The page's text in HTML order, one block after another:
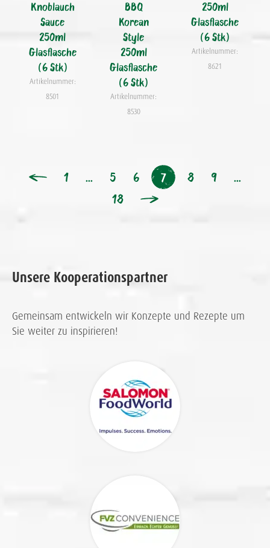
Knoblauch
Sauce
250ml
Glasflasche
(6 Stk)
Artikelnummer:
8501
BBQ
Korean
Style
250ml
Glasflasche
(6 Stk)
Artikelnummer:
8530
250ml
Glasflasche
(6 Stk)
Artikelnummer:
8621
1 … 5 6 7 8 9
…
18
Unsere Kooperationspartner
Gemeinsam entwickeln wir Konzepte und Rezepte um
Sie weiter zu inspirieren!